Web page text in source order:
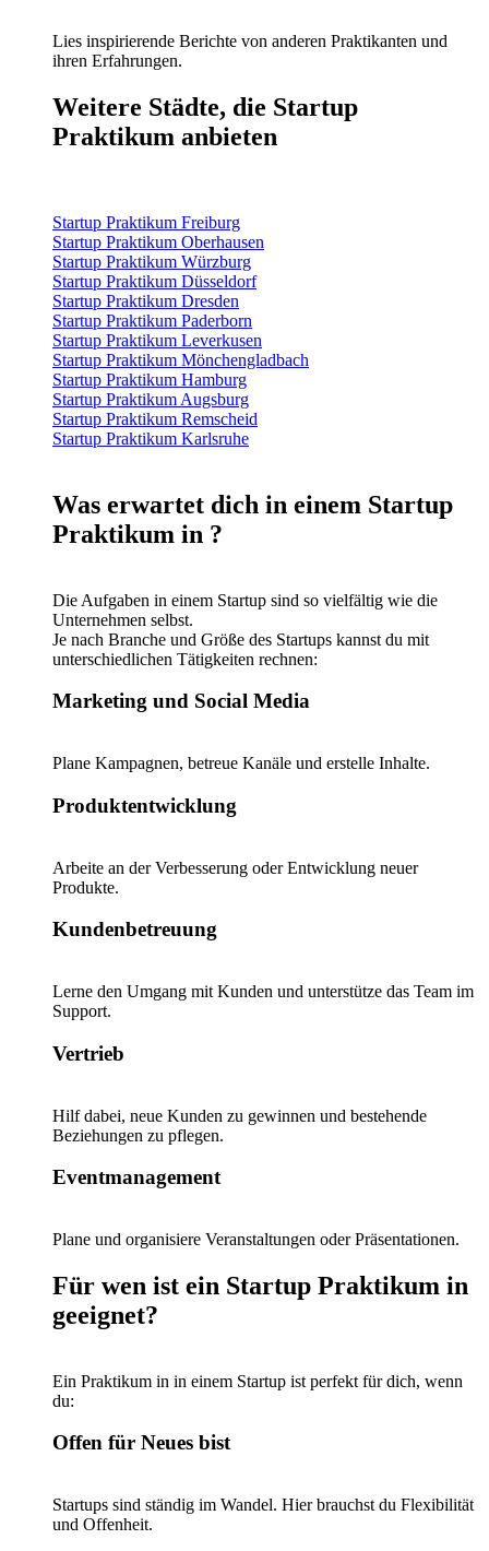
Lies inspirierende Berichte von anderen Praktikanten und
ihren Erfahrungen.
Weitere Städte, die Startup
Praktikum anbieten
Startup Praktikum Freiburg
Startup Praktikum Oberhausen
Startup Praktikum Würzburg
Startup Praktikum Düsseldorf
Startup Praktikum Dresden
Startup Praktikum Paderborn
Startup Praktikum Leverkusen
Startup Praktikum Mönchengladbach
Startup Praktikum Hamburg
Startup Praktikum Augsburg
Startup Praktikum Remscheid
Startup Praktikum Karlsruhe
Was erwartet dich in einem Startup
Praktikum in ?
Die Aufgaben in einem Startup sind so vielfältig wie die
Unternehmen selbst.
Je nach Branche und Größe des Startups kannst du mit
unterschiedlichen Tätigkeiten rechnen:
Marketing und Social Media
Plane Kampagnen, betreue Kanäle und erstelle Inhalte.
Produktentwicklung
Arbeite an der Verbesserung oder Entwicklung neuer
Produkte.
Kundenbetreuung
Lerne den Umgang mit Kunden und unterstütze das Team im
Support.
Vertrieb
Hilf dabei, neue Kunden zu gewinnen und bestehende
Beziehungen zu pflegen.
Eventmanagement
Plane und organisiere Veranstaltungen oder Präsentationen.
Für wen ist ein Startup Praktikum in
geeignet?
Ein Praktikum in in einem Startup ist perfekt für dich, wenn
du:
Offen für Neues bist
Startups sind ständig im Wandel. Hier brauchst du Flexibilität
und Offenheit.